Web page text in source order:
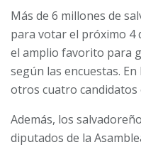
Más de 6 millones de
para votar el próximo 4
el amplio favorito para
según las encuestas.
otros cuatro candidatos
Además, los
diputados de la